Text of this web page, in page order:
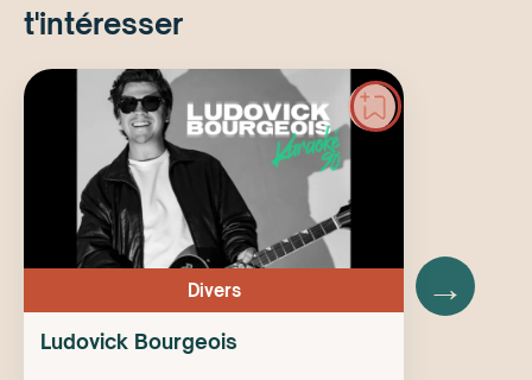
t'intéresser
Divers
Ludovick Bourgeois
→